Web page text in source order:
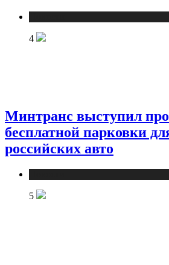
4
Минтранс выступил
бесплатной парковки
российских авто
5